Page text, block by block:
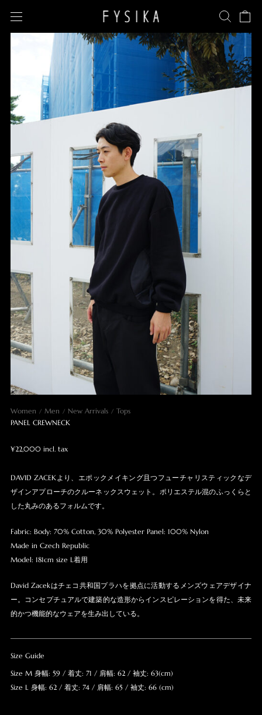
Women Men New Arrivals
Tops
PANEL CREWNECK
¥22,000 incl. tax
DAVID ZACEKより、エポックメイキング且つフューチャリスティックなデ
ザインアプローチのクルーネックスウェット。ポリエステル混のふっくらと
した丸みのあるフォルムです。
Fabric: Body: 70% Cotton, 30% Polyester Panel: 100% Nylon
Made in Czech Republic
Model: 181cm size L着用
David Zacekはチェコ共和国プラハを拠点に活動するメンズウェアデザイナ
ー。コンセプチュアルで建築的な造形からインスピレーションを得た、未来
的かつ機能的なウェアを生み出している。
Size Guide
Size M 身幅: 59 / 着丈: 71 / 肩幅: 62 / 袖丈: 63(cm)
Size L 身幅: 62 / 着丈: 74 / 肩幅: 65 / 袖丈: 66 (cm)